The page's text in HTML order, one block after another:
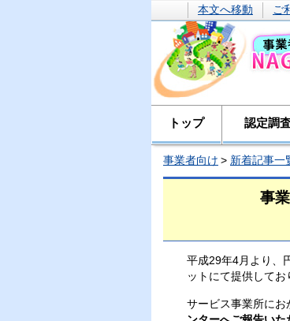
本文へ移動 ご
トップ 認定調
事業者向け 新着記事一
事
平成29年4月より、
ットにて提供してお
サービス事業所にお